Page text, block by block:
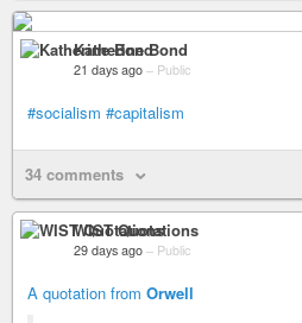
Katherine Bond
21 days ago – Public
#socialism #capitalism
34 comments
WIST Quotations
29 days ago – Public
A quotation from Orwell